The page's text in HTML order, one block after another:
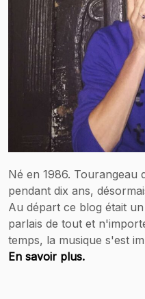
Né en 1986. Tourangeau
pendant dix ans,
Au départ ce blog était
parlais de tout et
temps, la musique s'est
En savoir plus.